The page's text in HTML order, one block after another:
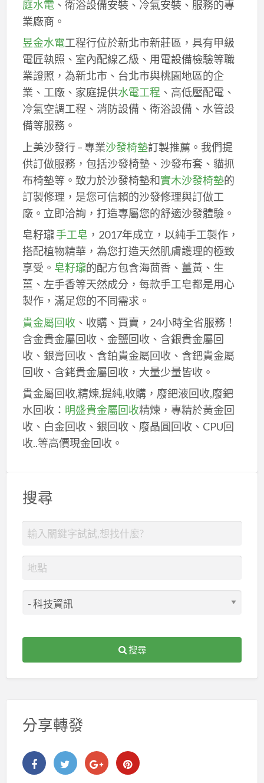
庭水電、衛浴設備安裝、冷氣安裝、服務的專
業廠商。
昱金水電工程行位於新北市新莊區，具有甲級
電匠執照、室內配線乙級、用電設備檢驗等職
業證照，為新北市、台北市與桃園地區的企
業、工廠、家庭提供水電工程 、高低壓配電、
冷氣空調工程、消防設備、衛浴設備、水管設
備等服務。
上美沙發行 – 專業沙發椅墊訂製推薦。我們提
供訂做服務，包括沙發椅墊、沙發布套、貓抓
布椅墊等。致力於沙發椅墊和實木沙發椅墊的
訂製修理，是您可信賴的沙發修理與訂做工
廠。立即洽詢，打造專屬您的舒適沙發體驗。
皂籽瓏手工皂 ，2017年成立，以純手工製作，
搭配植物精華，為您打造天然肌膚護理的極致
享受。 皂籽瓏的配方包含海茴香、薑黃、生
薑、左手香等天然成分，每款手工皂都是用心
製作，滿足您的不同需求。
貴金屬回收、收購、買賣，24小時全省服務！
含金貴金屬回收、金鹽回收、含銀貴金屬回
收、銀膏回收、含鉑貴金屬回收、含鈀貴金屬
回收、含銠貴金屬回收，大量少量皆收。
貴金屬回收,精煉,提純,收購，廢鈀液回收,廢鈀
水回收： 明盛貴金屬回收精煉，專精於黃金回
收、白金回收、銀回收、廢晶圓回收、CPU回
收..等高價現金回收。
搜尋
搜尋
分享轉發